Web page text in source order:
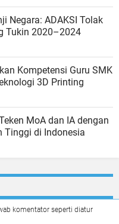
Negara: ADAKSI Tolak
Tukin 2020–2024
Kompetensi Guru SMK
3D Printing
MoA dan IA dengan
Tinggi di Indonesia
komentator seperti diatur